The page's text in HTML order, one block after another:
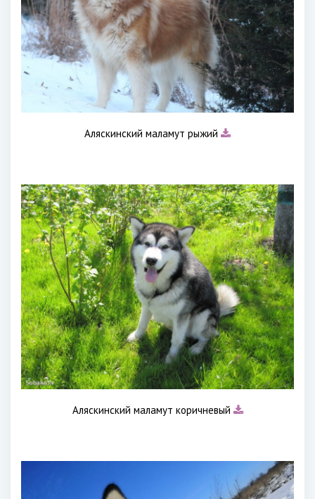
Аляскинский маламут рыжий
Аляскинский маламут коричневый